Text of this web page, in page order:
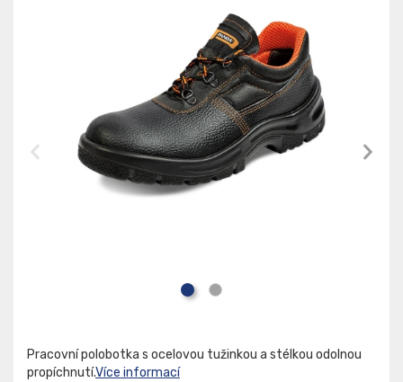
Pracovní polobotka s ocelovou tužinkou a stélkou odolnou
propíchnutí.Více informací